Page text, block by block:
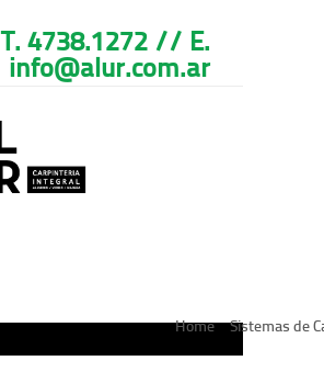
T. 4738.1272 // E.
info@alur.com.ar
Home Sistemas de